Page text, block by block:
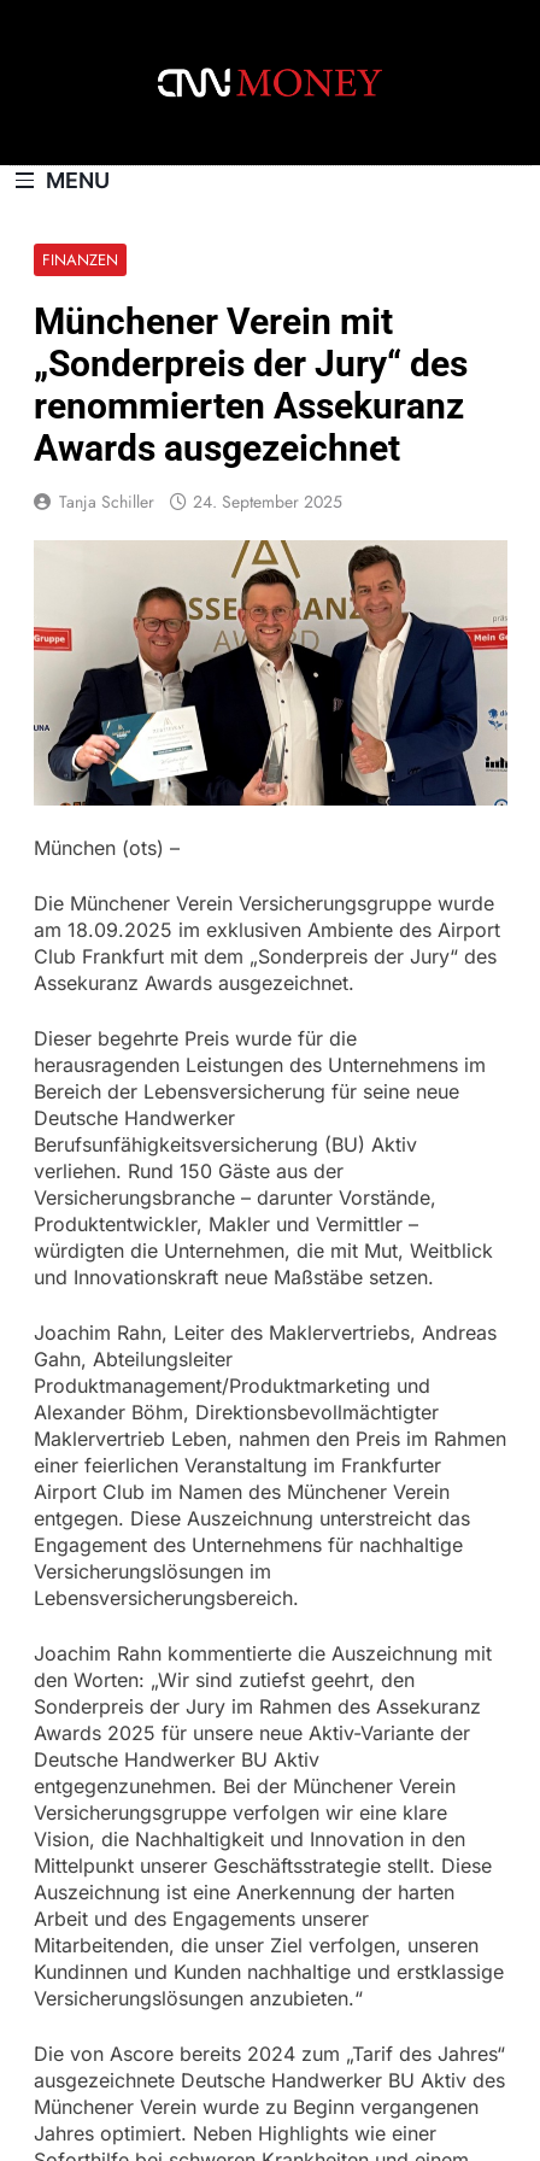
MENU
FINANZEN
Münchener Verein mit
„Sonderpreis der Jury“ des
renommierten Assekuranz
Awards ausgezeichnet
Tanja Schiller 24. September 2025
München (ots) –
Die Münchener Verein Versicherungsgruppe wurde
am 18.09.2025 im exklusiven Ambiente des Airport
Club Frankfurt mit dem „Sonderpreis der Jury“ des
Assekuranz Awards ausgezeichnet.
Dieser begehrte Preis wurde für die
herausragenden Leistungen des Unternehmens im
Bereich der Lebensversicherung für seine neue
Deutsche Handwerker
Berufsunfähigkeitsversicherung (BU) Aktiv
verliehen. Rund 150 Gäste aus der
Versicherungsbranche – darunter Vorstände,
Produktentwickler, Makler und Vermittler –
würdigten die Unternehmen, die mit Mut, Weitblick
und Innovationskraft neue Maßstäbe setzen.
Joachim Rahn, Leiter des Maklervertriebs, Andreas
Gahn, Abteilungsleiter
Produktmanagement/Produktmarketing und
Alexander Böhm, Direktionsbevollmächtigter
Maklervertrieb Leben, nahmen den Preis im Rahmen
einer feierlichen Veranstaltung im Frankfurter
Airport Club im Namen des Münchener Verein
entgegen. Diese Auszeichnung unterstreicht das
Engagement des Unternehmens für nachhaltige
Versicherungslösungen im
Lebensversicherungsbereich.
Joachim Rahn kommentierte die Auszeichnung mit
den Worten: „Wir sind zutiefst geehrt, den
Sonderpreis der Jury im Rahmen des Assekuranz
Awards 2025 für unsere neue Aktiv-Variante der
Deutsche Handwerker BU Aktiv
entgegenzunehmen. Bei der Münchener Verein
Versicherungsgruppe verfolgen wir eine klare
Vision, die Nachhaltigkeit und Innovation in den
Mittelpunkt unserer Geschäftsstrategie stellt. Diese
Auszeichnung ist eine Anerkennung der harten
Arbeit und des Engagements unserer
Mitarbeitenden, die unser Ziel verfolgen, unseren
Kundinnen und Kunden nachhaltige und erstklassige
Versicherungslösungen anzubieten.“
Die von Ascore bereits 2024 zum „Tarif des Jahres“
ausgezeichnete Deutsche Handwerker BU Aktiv des
Münchener Verein wurde zu Beginn vergangenen
Jahres optimiert. Neben Highlights wie einer